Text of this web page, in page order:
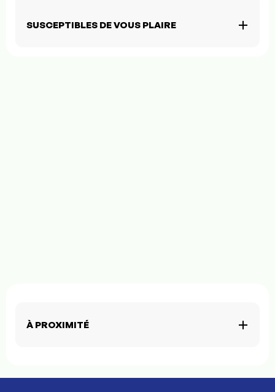
SUSCEPTIBLES DE VOUS PLAIRE
À PROXIMITÉ